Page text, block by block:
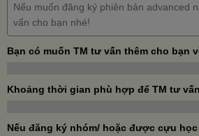
Bạn có muốn TM tư vấn thêm cho bạn
Khoảng thời gian phù hợp để TM tư
Nếu đăng ký nhóm/ hoặc được cựu